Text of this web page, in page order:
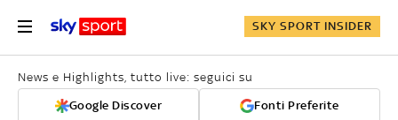
SKY SPORT INSIDER
News e Highlights, tutto live: seguici su
Google Discover Fonti Preferite